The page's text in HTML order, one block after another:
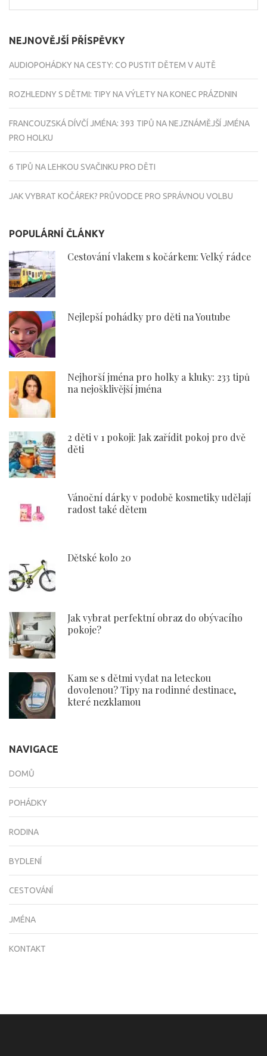
NEJNOVĚJŠÍ PŘÍSPĚVKY
AUDIOPOHÁDKY NA CESTY: CO PUSTIT DĚTEM V AUTĚ
ROZHLEDNY S DĚTMI: TIPY NA VÝLETY NA KONEC PRÁZDNIN
FRANCOUZSKÁ DÍVČÍ JMÉNA: 393 TIPŮ NA NEJZNÁMĚJŠÍ JMÉNA
PRO HOLKU
6 TIPŮ NA LEHKOU SVAČINKU PRO DĚTI
JAK VYBRAT KOČÁREK? PRŮVODCE PRO SPRÁVNOU VOLBU
POPULÁRNÍ ČLÁNKY
Cestování vlakem s kočárkem: Velký rádce
Nejlepší pohádky pro děti na Youtube
Nejhorší jména pro holky a kluky: 233 tipů
na nejošklivější jména
2 děti v 1 pokoji: Jak zařídit pokoj pro dvě
děti
Vánoční dárky v podobě kosmetiky udělají
radost také dětem
Dětské kolo 20
Jak vybrat perfektní obraz do obývacího
pokoje?
Kam se s dětmi vydat na leteckou
dovolenou? Tipy na rodinné destinace,
které nezklamou
NAVIGACE
DOMŮ
POHÁDKY
RODINA
BYDLENÍ
CESTOVÁNÍ
JMÉNA
KONTAKT